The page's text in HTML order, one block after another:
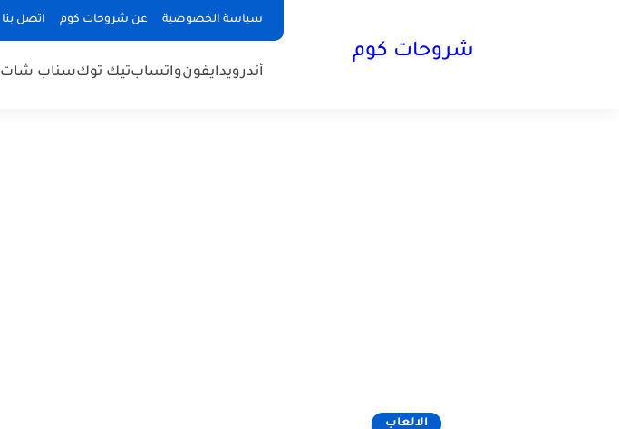
سياسة الخصوصية عن شروحات كوم اتصل بنا
شروحات كوم
أندرويدايفونواتسابتيك توكسناب شات
الالعاب